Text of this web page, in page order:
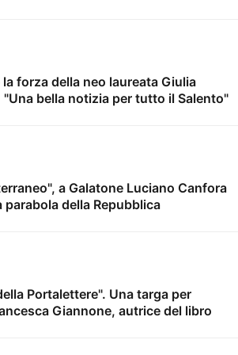
forza della neo laureata Giulia
bella notizia per tutto il Salento"
a Galatone Luciano Canfora
della Repubblica
Portalettere". Una targa per
Giannone, autrice del libro